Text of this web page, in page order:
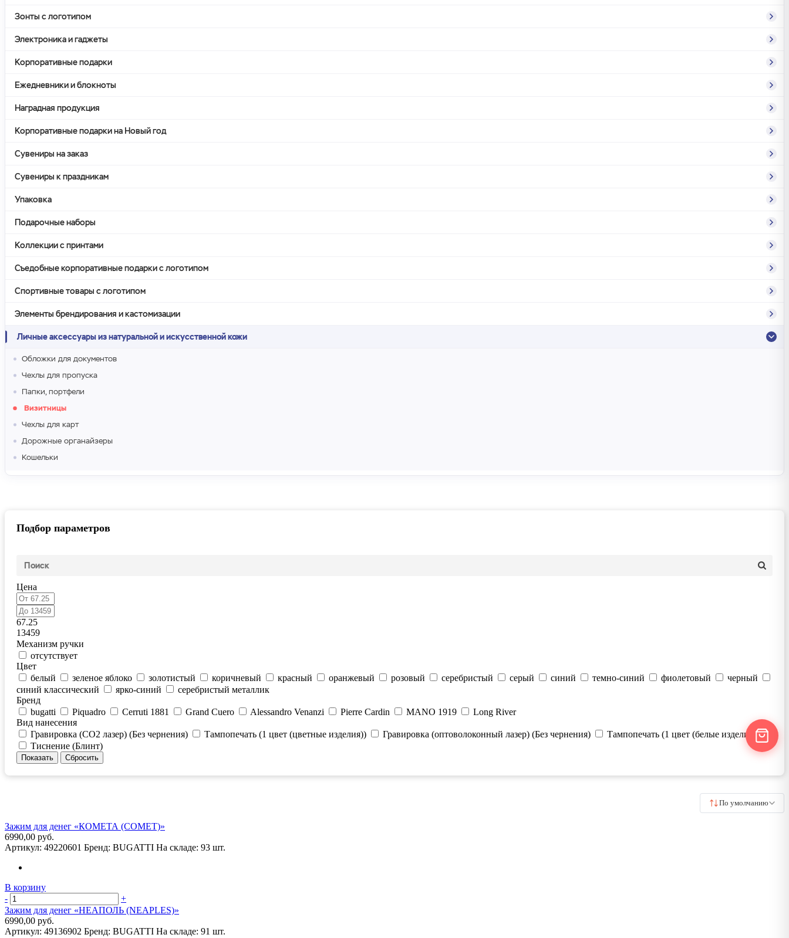
Зонты с логотипом
Электроника и гаджеты
Корпоративные подарки
Ежедневники и блокноты
Наградная продукция
Корпоративные подарки на Новый год
Сувениры на заказ
Сувениры к праздникам
Упаковка
Подарочные наборы
Коллекции с принтами
Съедобные корпоративные подарки с логотипом
Спортивные товары с логотипом
Элементы брендирования и кастомизации
Личные аксессуары из натуральной и искусственной кожи
Обложки для документов
Чехлы для пропуска
Папки, портфели
Визитницы
Чехлы для карт
Дорожные органайзеры
Кошельки
Подбор параметров
Цена
67.25
13459
Механизм ручки
отсутствует
Цвет
белый
зеленое яблоко золотистый коричневый красный оранжевый розовый серебристый серый синий темно-синий фиолетовый
черный
синий классический
ярко-синий
серебристый металлик
Бренд
bugatti
Piquadro Cerruti 1881 Grand Cuero Alessandro Venanzi Pierre Cardin MANO 1919
Long River
Вид нанесения
Гравировка (CO2 лазер) (Без чернения)
Тампопечать (1 цвет (цветные изделия)) Гравировка (оптоволоконный лазер) (Без чернения)
Тампопечать (1 цвет (белые изделия))
Тиснение (Блинт)
По умолчанию
Зажим для денег «КОМЕТА (COMET)»
6990,00 руб.
Артикул: 49220601 Бренд: BUGATTI На складе: 93 шт.
В корзину
-
+
Зажим для денег «НЕАПОЛЬ (NEAPLES)»
6990,00 руб.
Артикул: 49136902 Бренд: BUGATTI На складе: 91 шт.